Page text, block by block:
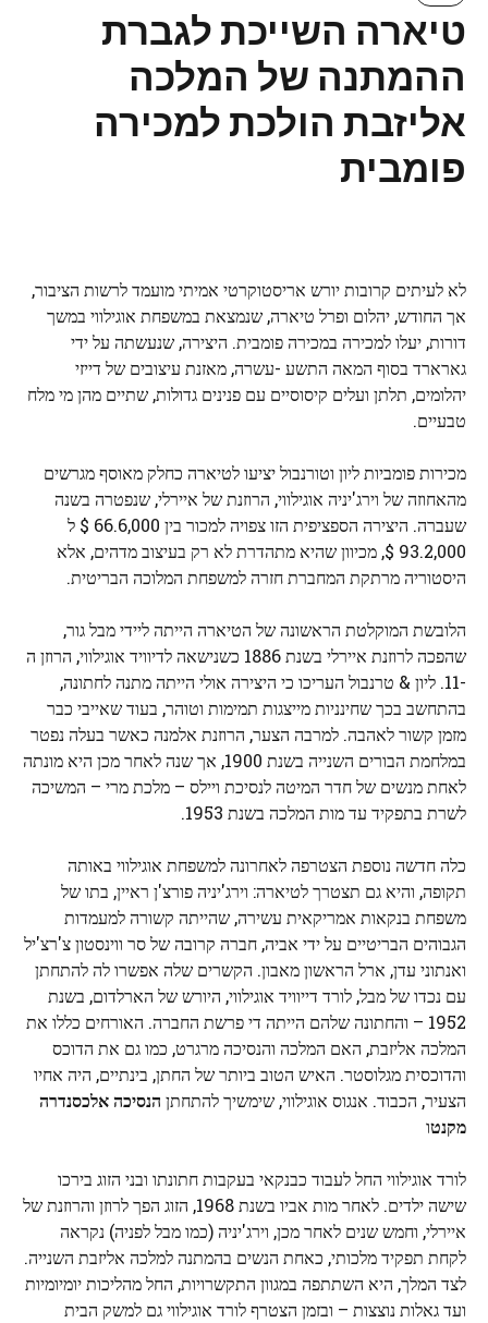
טיארה השייכת לגברת
ההמתנה של המלכה
אליזבת הולכת למכירה
פומבית
לא לעיתים קרובות יורש אריסטוקרטי אמיתי מועמד לרשות הציבור,
אך החודש, יהלום ופרל טיארה, שנמצאת במשפחת אוגילווי במשך
דורות, יעלו למכירה במכירה פומבית. היצירה, שנעשתה על ידי
גארארד בסוף המאה התשע -עשרה, מאזנת עיצובים של דייזי
יהלומים, תלתן ועלים קיסוסיים עם פנינים גדולות, שתיים מהן מי מלח
טבעיים.
מכירות פומביות ליון וטורנבול יציעו לטיארה כחלק מאוסף מגרשים
מהאחוזה של וירג'יניה אוגילווי, הרוזנת של איירלי, שנפטרה בשנה
שעברה. היצירה הספציפית הזו צפויה למכור בין 66.6,000 $ ל
93.2,000 $, מכיוון שהיא מתהדרת לא רק בעיצוב מדהים, אלא
היסטוריה מרתקת המחברת חזרה למשפחת המלוכה הבריטית.
הלובשת המוקלטת הראשונה של הטיארה הייתה ליידי מבל גור,
שהפכה לרוזנת איירלי בשנת 1886 כשנישאה לדיוויד אוגילווי, הרוזן ה
-11. ליון & טרנבול העריכו כי היצירה אולי הייתה מתנה לחתונה,
בהתחשב בכך שחינניות מייצגות תמימות וטוהר, בעוד שאייבי כבר
מזמן קשור לאהבה. למרבה הצער, הרוזנת אלמנה כאשר בעלה נפטר
במלחמת הבורים השנייה בשנת 1900, אך שנה לאחר מכן היא מונתה
לאחת מנשים של חדר המיטה לנסיכת ויילס – מלכת מרי – המשיכה
לשרת בתפקיד עד מות המלכה בשנת 1953.
כלה חדשה נוספת הצטרפה לאחרונה למשפחת אוגילווי באותה
תקופה, והיא גם תצטרך לטיארה: וירג'יניה פורצ'ן ראיין, בתו של
משפחת בנקאות אמריקאית עשירה, שהייתה קשורה למעמדות
הגבוהים הבריטיים על ידי אביה, חברה קרובה של סר ווינסטון צ'רצ'יל
ואנתוני עדן, ארל הראשון מאבון. הקשרים שלה אפשרו לה להתחתן
עם נכדו של מבל, לורד דייוויד אוגילווי, היורש של הארלדום, בשנת
1952 – והחתונה שלהם הייתה די פרשת החברה. האורחים כללו את
המלכה אליזבת, האם המלכה והנסיכה מרגרט, כמו גם את הדוכס
והדוכסית מגלוסטר. האיש הטוב ביותר של החתן, בינתיים, היה אחיו
הצעיר, הכבוד. אנגוס אוגילווי, שימשיך להתחתן הנסיכה אלכסנדרה
מקנטו
לורד אוגילווי החל לעבוד כבנקאי בעקבות חתונתו ובני הזוג בירכו
שישה ילדים. לאחר מות אביו בשנת 1968, הזוג הפך לרוזן והרוזנת של
איירלי, וחמש שנים לאחר מכן, וירג'יניה (כמו מבל לפניה) נקראה
לקחת תפקיד מלכותי, כאחת הנשים בהמתנה למלכה אליזבת השנייה.
לצד המלך, היא השתתפה במגוון התקשרויות, החל מהליכות יומיומיות
ועד גאלות נוצצות – ובזמן הצטרף לורד אוגילווי גם למשק הבית